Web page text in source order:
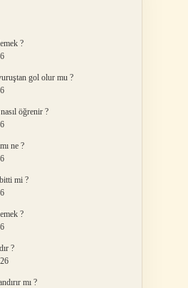
?
gol olur mu ?
öğrenir ?
ne ?
mi ?
?
?
mı ?